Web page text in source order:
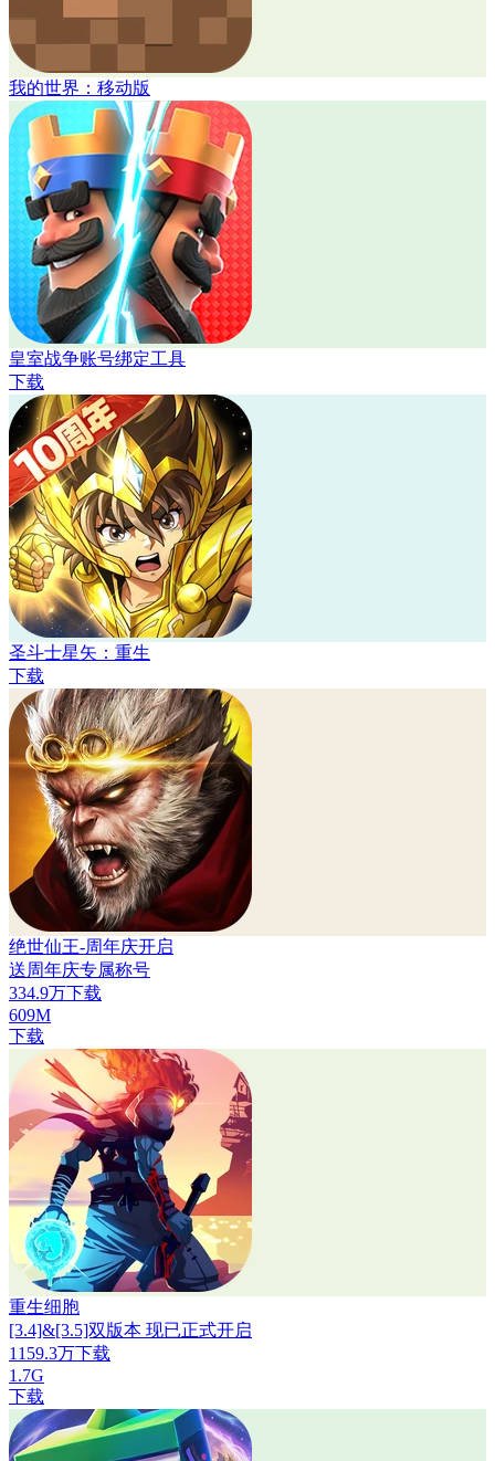
我的世界：移动版
皇室战争账号绑定工具
下载
圣斗士星矢：重生
下载
绝世仙王-周年庆开启
送周年庆专属称号
334.9万下载
609M
下载
重生细胞
[3.4]&[3.5]双版本 现已正式开启
1159.3万下载
1.7G
下载